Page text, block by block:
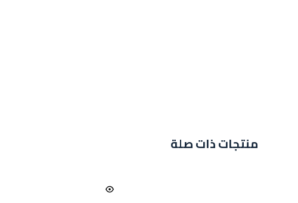
منتجات ذات صلة